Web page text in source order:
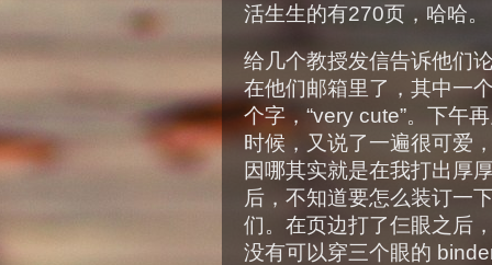
活生生的有270页，哈哈。
给几个教授发信告诉他们
在他们邮箱里了，其中一
个字，“very cute”。下午
时候，又说了一遍很可爱
因哪其实就是在我打出厚
后，不知道要怎么装订一
们。在页边打了仨眼之后
没有可以穿三个眼的